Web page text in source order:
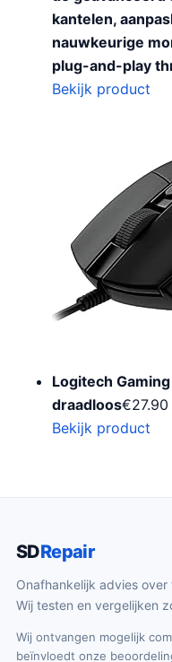
kantelen,
nauwkeurige
plug-and-play
Bekijk product
Logitech
draadloos€27.90
Bekijk product
SDRepair
Onafhankelijk advies
Wij testen en vergelijken
Wij ontvangen mogelijk
beïnvloedt onze